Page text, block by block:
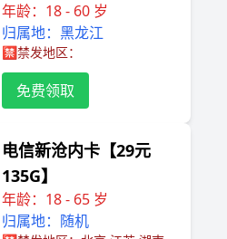
年龄：18 - 60 岁
归属地：黑龙江
🈲️禁发地区：
免费领取
电信新沧内卡【29元
135G】
年龄：18 - 65 岁
归属地：随机